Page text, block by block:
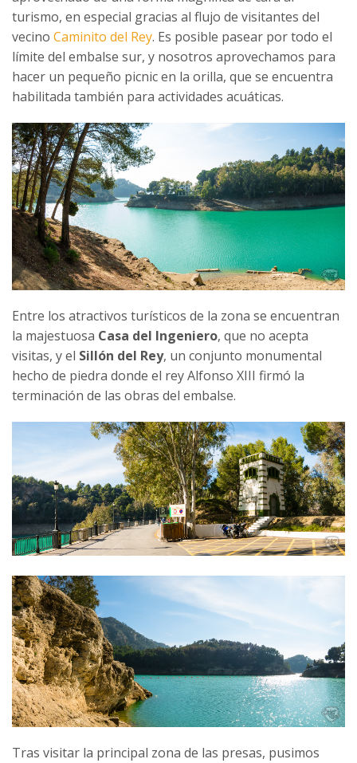
turismo, en especial gracias al flujo de visitantes del
vecino Caminito del Rey. Es posible pasear por todo el
límite del embalse sur, y nosotros aprovechamos para
hacer un pequeño picnic en la orilla, que se encuentra
habilitada también para actividades acuáticas.
Entre los atractivos turísticos de la zona se encuentran
la majestuosa Casa del Ingeniero, que no acepta
visitas, y el Sillón del Rey, un conjunto monumental
hecho de piedra donde el rey Alfonso XIII firmó la
terminación de las obras del embalse.
Tras visitar la principal zona de las presas, pusimos